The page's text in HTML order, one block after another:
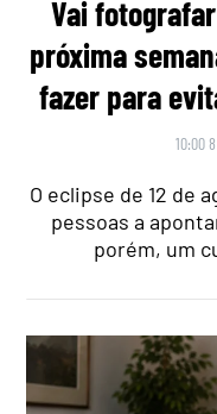
Vai
próxima
fazer para
10:00
O eclipse de 12 de
pessoas a
porém, um